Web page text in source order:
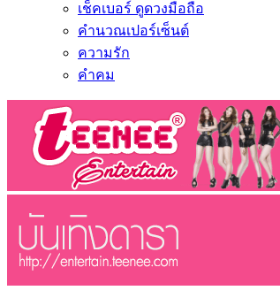
เช็คเบอร์ ดูดวงมือถือ
คำนวณเปอร์เซ็นต์
ความรัก
คำคม